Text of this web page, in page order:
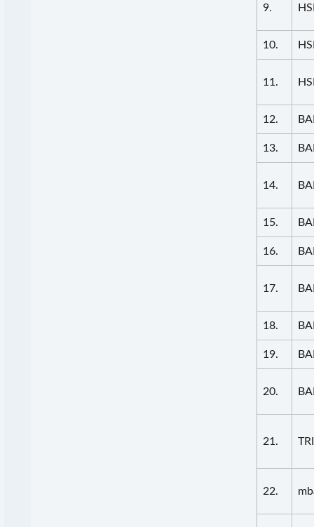
9.
10.
11.
12.
13.
14.
15.
16.
17.
18.
19.
20.
21.
22.